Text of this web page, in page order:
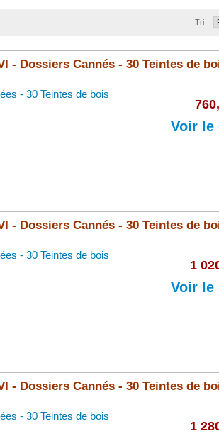
Tri
- Dossiers Cannés - 30 Teintes de
- 30 Teintes de bois
Voir le
- Dossiers Cannés - 30 Teintes de
- 30 Teintes de bois
1
Voir le
- Dossiers Cannés - 30 Teintes de
- 30 Teintes de bois
1